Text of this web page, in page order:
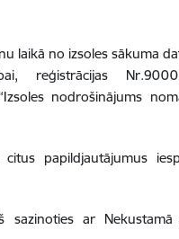
laikā no izsoles sākuma
reģistrācijas
nodrošinājums
papildjautājumus
ar